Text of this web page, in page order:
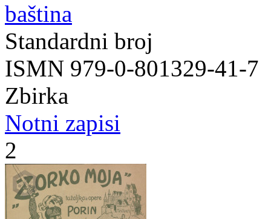
baština
Standardni broj
ISMN 979-0-801329-41-7
Zbirka
Notni zapisi
2